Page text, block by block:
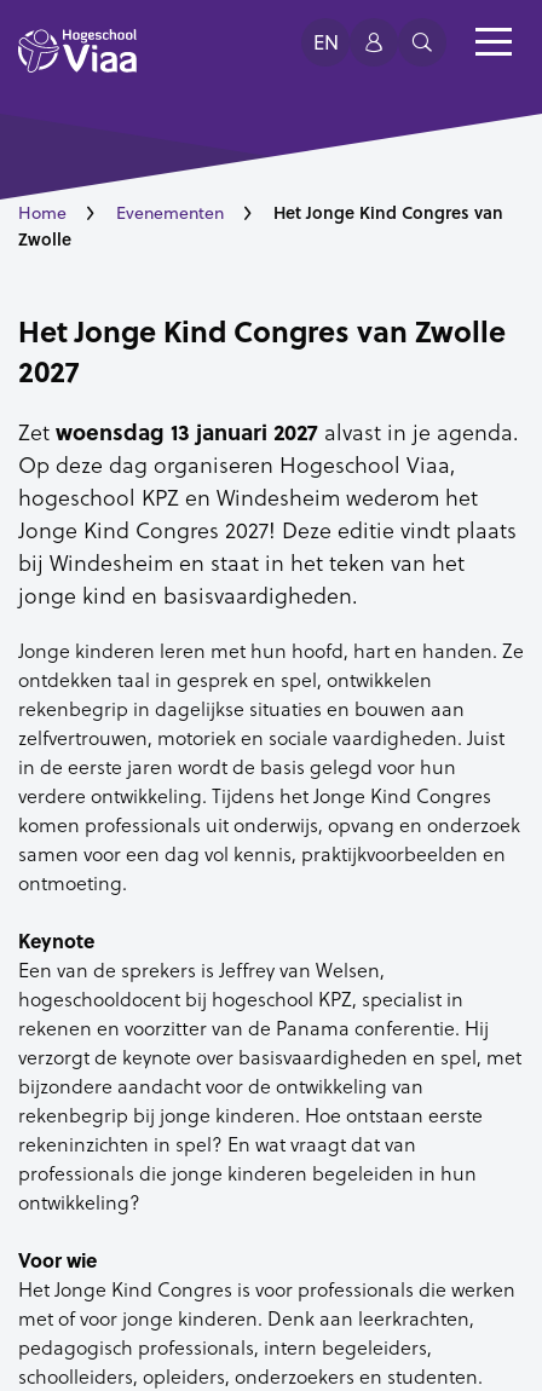
EN
Home Evenementen
Het Jonge Kind Congres van
Zwolle
Het Jonge Kind Congres van Zwolle
2027
Zet woensdag 13 januari 2027 alvast in je agenda.
Op deze dag organiseren Hogeschool Viaa,
hogeschool KPZ en Windesheim wederom het
Jonge Kind Congres 2027! Deze editie vindt plaats
bij Windesheim en staat in het teken van het
jonge kind en basisvaardigheden.
Jonge kinderen leren met hun hoofd, hart en handen. Ze
ontdekken taal in gesprek en spel, ontwikkelen
rekenbegrip in dagelijkse situaties en bouwen aan
zelfvertrouwen, motoriek en sociale vaardigheden. Juist
in de eerste jaren wordt de basis gelegd voor hun
verdere ontwikkeling. Tijdens het Jonge Kind Congres
komen professionals uit onderwijs, opvang en onderzoek
samen voor een dag vol kennis, praktijkvoorbeelden en
ontmoeting.
Keynote
Een van de sprekers is Jeffrey van Welsen,
hogeschooldocent bij hogeschool KPZ, specialist in
rekenen en voorzitter van de Panama conferentie. Hij
verzorgt de keynote over basisvaardigheden en spel, met
bijzondere aandacht voor de ontwikkeling van
rekenbegrip bij jonge kinderen. Hoe ontstaan eerste
rekeninzichten in spel? En wat vraagt dat van
professionals die jonge kinderen begeleiden in hun
ontwikkeling?
Voor wie
Het Jonge Kind Congres is voor professionals die werken
met of voor jonge kinderen. Denk aan leerkrachten,
pedagogisch professionals, intern begeleiders,
schoolleiders, opleiders, onderzoekers en studenten.